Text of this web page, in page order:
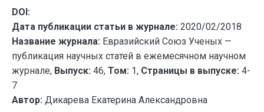
DOI:
Дата публикации статьи в журнале: 2020/02/2018
Название журнала: Евразийский Союз Ученых —
публикация научных статей в ежемесячном научном
журнале, Выпуск: 46, Том: 1, Страницы в выпуске: 4-
7
Автор: Дикарева Екатерина Александровна